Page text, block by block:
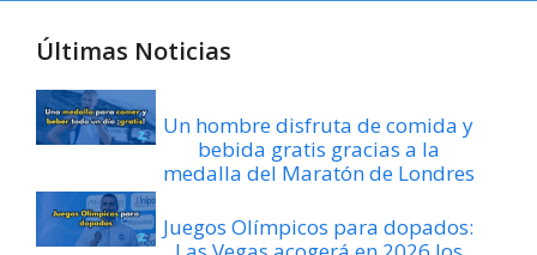
Últimas Noticias
Un hombre disfruta de comida y
bebida gratis gracias a la
medalla del Maratón de Londres
Juegos Olímpicos para dopados: